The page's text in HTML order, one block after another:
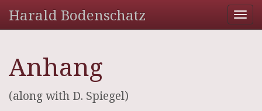
Harald Bodenschatz
Anhang
(along with D. Spiegel)